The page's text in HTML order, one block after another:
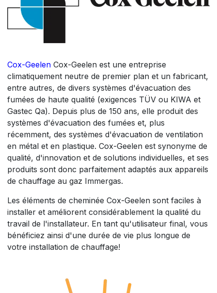
Cox-Geelen Cox-Geelen est une entreprise
climatiquement neutre de premier plan et un fabricant,
entre autres, de divers systèmes d'évacuation des
fumées de haute qualité (exigences TÜV ou KIWA et
Gastec Qa). Depuis plus de 150 ans, elle produit des
systèmes d'évacuation des fumées et, plus
récemment, des systèmes d'évacuation de ventilation
en métal et en plastique. Cox-Geelen est synonyme de
qualité, d'innovation et de solutions individuelles, et ses
produits sont donc parfaitement adaptés aux appareils
de chauffage au gaz Immergas.
Les éléments de cheminée Cox-Geelen sont faciles à
installer et améliorent considérablement la qualité du
travail de l'installateur. En tant qu'utilisateur final, vous
bénéficiez ainsi d'une durée de vie plus longue de
votre installation de chauffage!